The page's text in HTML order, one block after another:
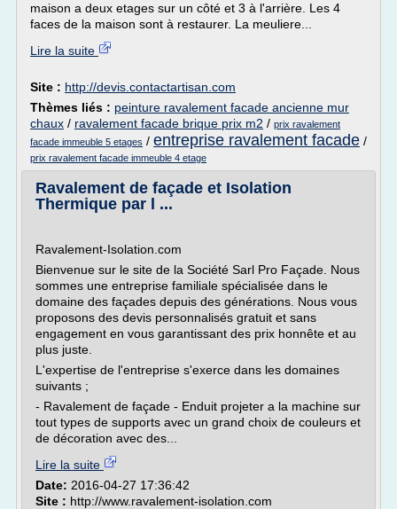
maison a deux etages sur un côté et 3 à l'arrière. Les 4
faces de la maison sont à restaurer. La meuliere...
Lire la suite
Site : http://devis.contactartisan.com
Thèmes liés : peinture ravalement facade ancienne mur
chaux / ravalement facade brique prix m2 / prix ravalement
facade immeuble 5 etages / entreprise ravalement facade /
prix ravalement facade immeuble 4 etage
Ravalement de façade et Isolation
Thermique par l ...
Ravalement-Isolation.com
Bienvenue sur le site de la Société Sarl Pro Façade. Nous
sommes une entreprise familiale spécialisée dans le
domaine des façades depuis des générations. Nous vous
proposons des devis personnalisés gratuit et sans
engagement en vous garantissant des prix honnête et au
plus juste.
L'expertise de l'entreprise s'exerce dans les domaines
suivants ;
- Ravalement de façade - Enduit projeter a la machine sur
tout types de supports avec un grand choix de couleurs et
de décoration avec des...
Lire la suite
Date: 2016-04-27 17:36:42
Site : http://www.ravalement-isolation.com